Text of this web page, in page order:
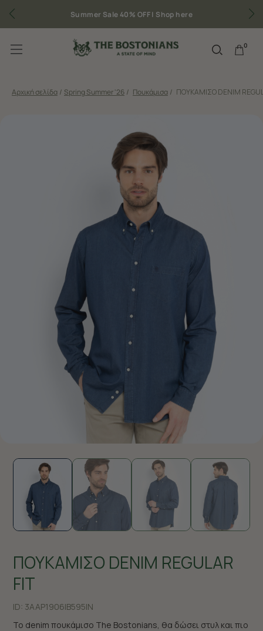
Summer Sale 40% OFF | Shop here
0
Αρχική σελίδα / Spring Summer '26 / Πουκάμισα / ΠΟΥΚΑΜΙΣΟ DENIM
ΠΟΥΚΑΜΙΣΟ DENIM REGULAR
FIT
ID: 3AAP1906|B595IN
Το denim πουκάμισο The Bostonians, θα δώσει στυλ και πιο